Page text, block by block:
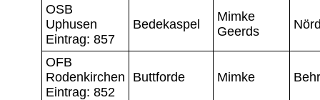
OSB
Uphusen
Eintrag: 857
Bedekaspel
Mimke
Geerds
OFB
Rodenkirchen
Eintrag: 852
Buttforde Mimke